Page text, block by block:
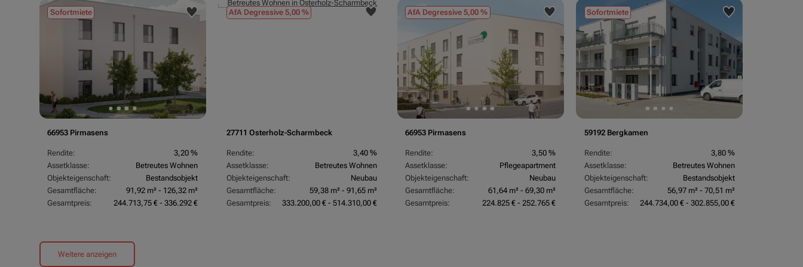
Sofortmiete
66953 Pirmasens
Rendite:
3,20 %
Assetklasse:
Betreutes Wohnen
Objekteigenschaft:
Bestandsobjekt
Gesamtfläche:
91,92 m² - 126,32 m²
Gesamtpreis:
244.713,75 € - 336.292 €
AfA Degressive 5,00 %
27711 Osterholz-Scharmbeck
Rendite:
3,40 %
Assetklasse:
Betreutes Wohnen
Objekteigenschaft:
Neubau
Gesamtfläche:
59,38 m² - 91,65 m²
Gesamtpreis:
333.200,00 € - 514.310,00 €
AfA Degressive 5,00 %
66953 Pirmasens
Rendite:
3,50 %
Assetklasse:
Pflegeapartment
Objekteigenschaft:
Neubau
Gesamtfläche:
61,64 m² - 69,30 m²
Gesamtpreis:
224.825 € - 252.765 €
Sofortmiete
59192 Bergkamen
Rendite:
3,80 %
Assetklasse:
Betreutes Wohnen
Objekteigenschaft:
Bestandsobjekt
Gesamtfläche:
56,97 m² - 70,51 m²
Gesamtpreis:
244.734,00 € - 302.855,00 €
Weitere anzeigen